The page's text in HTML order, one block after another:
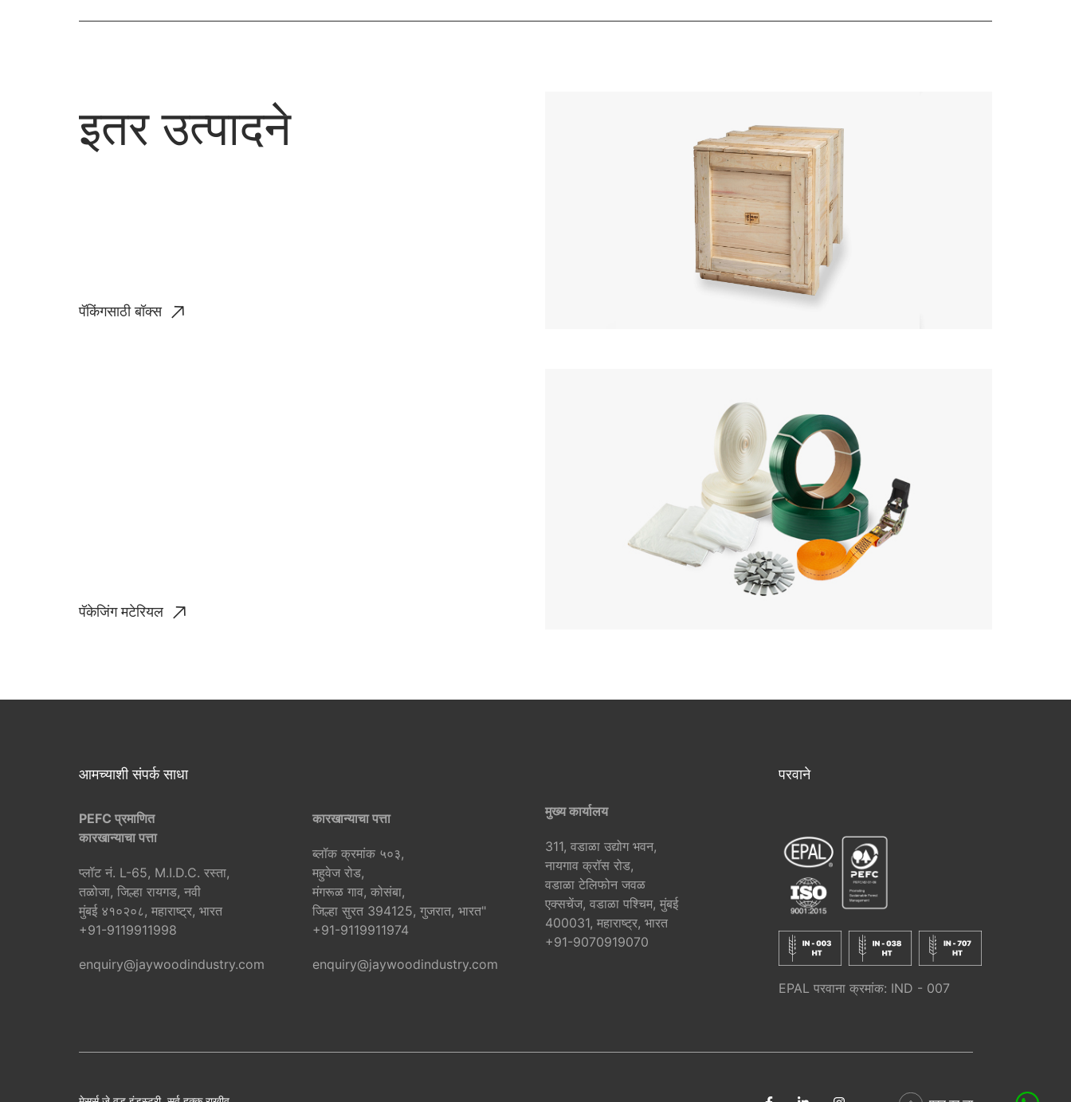
इतर उत्पादने
पॅकिंगसाठी बॉक्स
पॅकेजिंग मटेरियल
आमच्याशी संपर्क साधा
PEFC प्रमाणित
कारखान्याचा पत्ता
प्लॉट नं. L-65, M.I.D.C. रस्ता,
तळोजा, जिल्हा रायगड, नवी
मुंबई ४१०२०८, महाराष्ट्र, भारत
+91-9119911998
enquiry@jaywoodindustry.com
कारखान्याचा पत्ता
ब्लॉक क्रमांक ५०३,
महुवेज रोड,
मंगरूळ गाव, कोसंबा,
जिल्हा सुरत 394125, गुजरात, भारत"
+91-9119911974
enquiry@jaywoodindustry.com
मुख्य कार्यालय
311, वडाळा उद्योग भवन,
नायगाव क्रॉस रोड,
वडाळा टेलिफोन जवळ
एक्सचेंज, वडाळा पश्चिम, मुंबई
400031, महाराष्ट्र, भारत
+91-9070919070
परवाने
EPAL परवाना क्रमांक: IND - 007